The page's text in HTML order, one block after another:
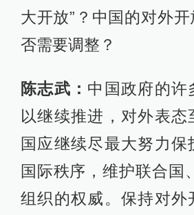
大开放”？中国的对外
否需要调整？
陈志武： 中国政府的许
以继续推进，对外表态
国应继续尽最大努力保
国际秩序，维护联合国
组织的权威。保持对外